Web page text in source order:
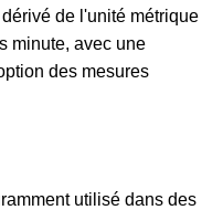
de l'unité métrique
minute, avec une
des mesures
utilisé dans des